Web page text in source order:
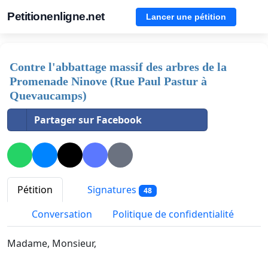
Petitionenligne.net Lancer une pétition
Contre l'abbattage massif des arbres de la
Promenade Ninove (Rue Paul Pastur à
Quevaucamps)
Partager sur Facebook
Pétition Signatures 48
Conversation Politique de confidentialité
Madame, Monsieur,